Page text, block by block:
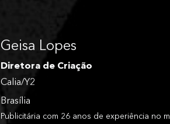
Geisa Lopes
Diretora de Criação
Calia/Y2
Brasília
Publicitária com 26 anos de experiência no